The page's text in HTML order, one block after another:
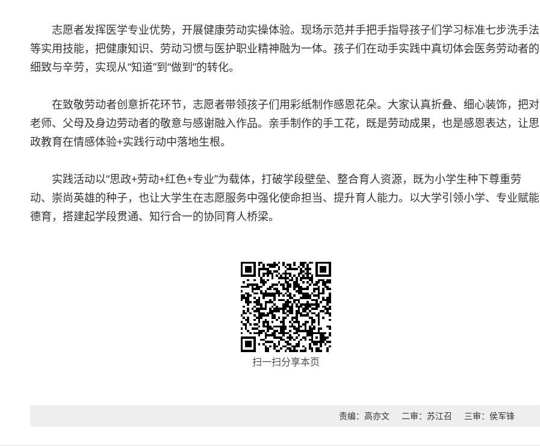
志愿者发挥医学专业优势，开展健康劳动实操体验。现场示范并手把手指导孩子们学习标准七步洗手法
等实用技能，把健康知识、劳动习惯与医护职业精神融为一体。孩子们在动手实践中真切体会医务劳动者的
细致与辛劳，实现从“知道”到“做到”的转化。
在致敬劳动者创意折花环节，志愿者带领孩子们用彩纸制作感恩花朵。大家认真折叠、细心装饰，把对
老师、父母及身边劳动者的敬意与感谢融入作品。亲手制作的手工花，既是劳动成果，也是感恩表达，让思
政教育在情感体验+实践行动中落地生根。
实践活动以“思政+劳动+红色+专业”为载体，打破学段壁垒、整合育人资源，既为小学生种下尊重劳
动、崇尚英雄的种子，也让大学生在志愿服务中强化使命担当、提升育人能力。以大学引领小学、专业赋能
德育，搭建起学段贯通、知行合一的协同育人桥梁。
扫一扫分享本页
责编：高亦文 二审：苏江召 三审：侯军锋